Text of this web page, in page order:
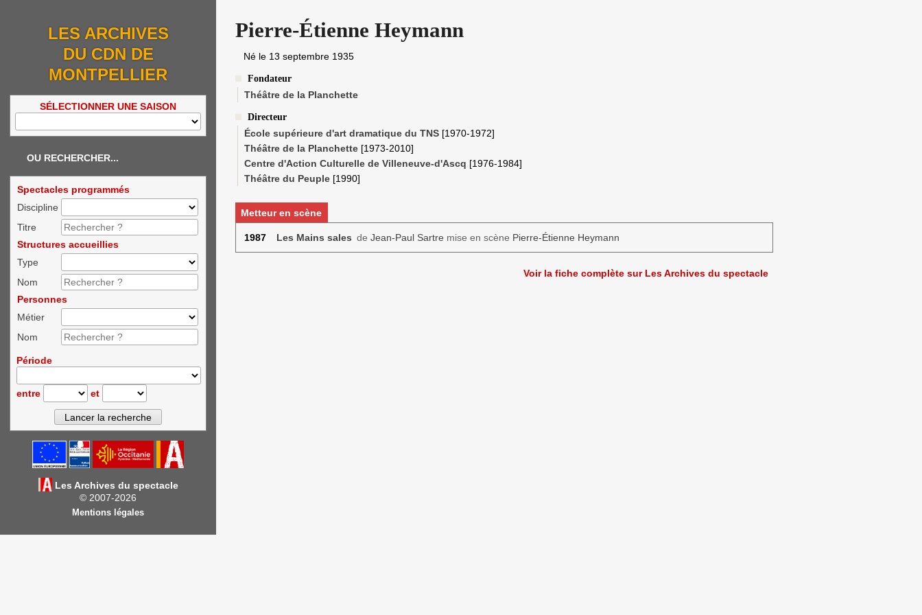
LES ARCHIVES
DU CDN DE
MONTPELLIER
SÉLECTIONNER UNE SAISON
OU RECHERCHER...
Spectacles programmés
Discipline
Titre
Structures accueillies
Type
Nom
Personnes
Métier
Nom
Période
entre et
Les Archives du spectacle
© 2007-2026
Mentions légales
Pierre-Étienne Heymann
Né le 13 septembre 1935
Fondateur
Théâtre de la Planchette
Directeur
École supérieure d'art dramatique du TNS [1970-1972]
Théâtre de la Planchette [1973-2010]
Centre d'Action Culturelle de Villeneuve-d'Ascq [1976-1984]
Théâtre du Peuple [1990]
Metteur en scène
1987 Les Mains sales de Jean-Paul Sartre mise en scène Pierre-Étienne Heymann
Voir la fiche complète sur Les Archives du spectacle